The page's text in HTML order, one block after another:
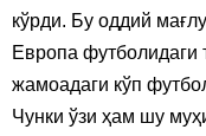
кўрди. Бу оддий
Европа футболидаги
жамоадаги кўп
Чунки ўзи ҳам шу